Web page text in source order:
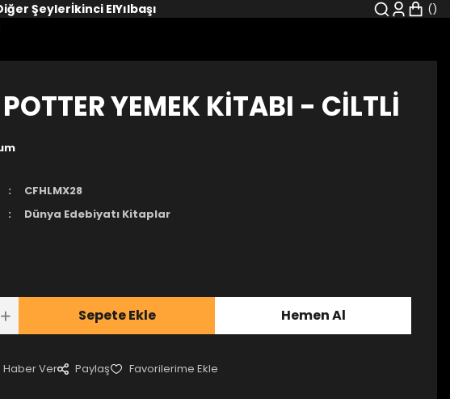
Şeylerİkinci ElYılbaşı
YEMEK KİTABI - CİLTLİ
CFHLMX28
Dünya Edebiyatı Kitaplar
Sepete Ekle Hemen Al
Haber Ver Paylaş